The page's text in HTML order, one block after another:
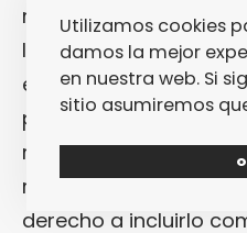
mayoría de países
llegada del hombre
este relato encaja o
porque si bien es
representa una nota
resto, por otra parte
derecho a incluirlo
Utilizamos cookies
damos la mejor
en nuestra web. Si
sitio asumiremos